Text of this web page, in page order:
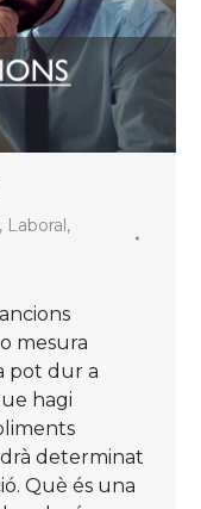
, Laboral,
mesura
pot dur a
hagi
determinat
Què és una